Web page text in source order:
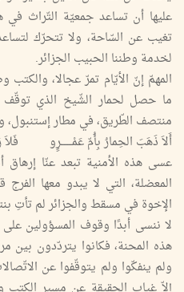
عليها أن تساعد جمعيّة التّراث في
تغيب عن السّاحة، ولا تتحرّك
لخدمة وطننا الحبيب الجزائر.
المهمّ إنّ الأيّام تمرّ عجالا،
ما حصل لحمار الشّيخ الذي توقّف
منتصف الطّريق، في مطار إستنبول،
أَلاَ ذَهَبَ الحِمارُ بِأُمّ عَمْـــــــرٍو
فَلاَ
عسى هذه الأمنية تبعد عنّا
المعضلة، التي لا يبدو معها الفرج
الإخوة في مسقط والجزائر لم تأتِ
لا ننسى أبدًا وقوف المسؤولين
هذه المحنة، فكانوا يتردّدون بين
ولم ينفكّوا ولم يتوقّفوا عن